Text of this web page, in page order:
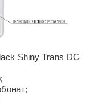
Shiny Trans DC